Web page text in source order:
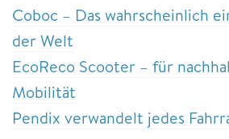
Coboc – Das wahrscheinlich
der Welt
EcoReco Scooter – für
Mobilität
Pendix verwandelt jedes